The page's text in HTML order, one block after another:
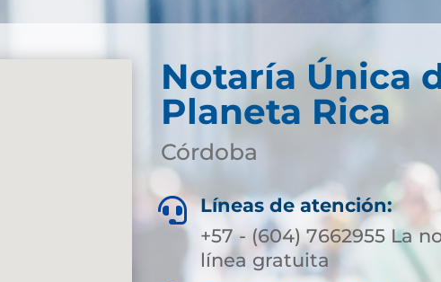
Notaría Única
Planeta Rica
Córdoba
 Líneas de atención:
+57 - (604) 7662955 La
línea gratuita